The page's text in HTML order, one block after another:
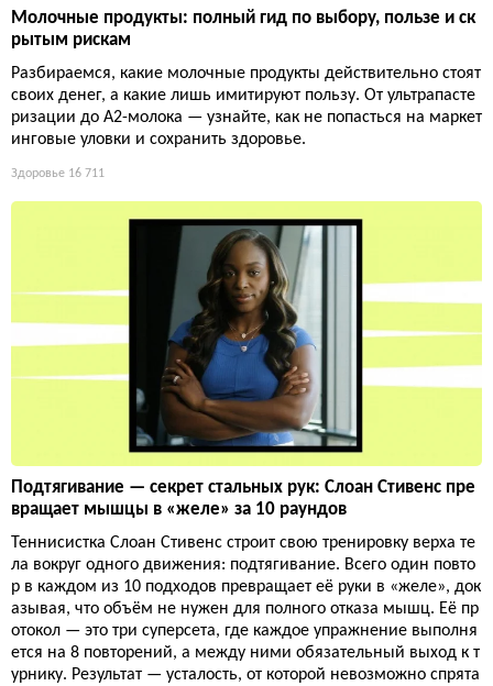
Молочные продукты: полный гид по выбору, пользе и ск
рытым рискам
Разбираемся, какие молочные продукты действительно стоят
своих денег, а какие лишь имитируют пользу. От ультрапасте
ризации до А2-молока — узнайте, как не попасться на маркет
инговые уловки и сохранить здоровье.
Здоровье 16 711
Подтягивание — секрет стальных рук: Слоан Стивенс пре
вращает мышцы в «желе» за 10 раундов
Теннисистка Слоан Стивенс строит свою тренировку верха те
ла вокруг одного движения: подтягивание. Всего один повто
р в каждом из 10 подходов превращает её руки в «желе», док
азывая, что объём не нужен для полного отказа мышц. Её пр
отокол — это три суперсета, где каждое упражнение выполня
ется на 8 повторений, а между ними обязательный выход к т
урнику. Результат — усталость, от которой невозможно спрята